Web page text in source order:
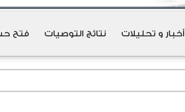
أخبار و تحليلات نتائج التوصيات فتح